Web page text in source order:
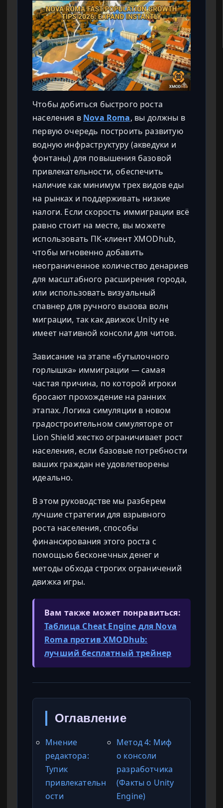
Чтобы добиться быстрого роста
населения в Nova Roma, вы должны в
первую очередь построить развитую
водную инфраструктуру (акведуки и
фонтаны) для повышения базовой
привлекательности, обеспечить
наличие как минимум трех видов еды
на рынках и поддерживать низкие
налоги. Если скорость иммиграции всё
равно стоит на месте, вы можете
использовать ПК-клиент XMODhub,
чтобы мгновенно добавить
неограниченное количество денариев
для масштабного расширения города,
или использовать визуальный
спавнер для ручного вызова волн
миграции, так как движок Unity не
имеет нативной консоли для читов.
Зависание на этапе «бутылочного
горлышка» иммиграции — самая
частая причина, по которой игроки
бросают прохождение на ранних
этапах. Логика симуляции в новом
градостроительном симуляторе от
Lion Shield жестко ограничивает рост
населения, если базовые потребности
ваших граждан не удовлетворены
идеально.
В этом руководстве мы разберем
лучшие стратегии для взрывного
роста населения, способы
финансирования этого роста с
помощью бесконечных денег и
методы обхода строгих ограничений
движка игры.
Вам также может понравиться:
Таблица Cheat Engine для Nova
Roma против XMODhub:
лучший бесплатный трейнер
Оглавление
Мнение
редактора:
Тупик
привлекательн
ости
Метод 4: Миф
о консоли
разработчика
(Факты о Unity
Engine)